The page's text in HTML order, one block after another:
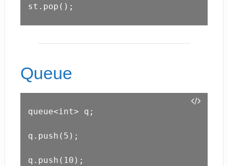
st.pop();
Queue
queue<int> q;
q.push(5);
q.push(10);